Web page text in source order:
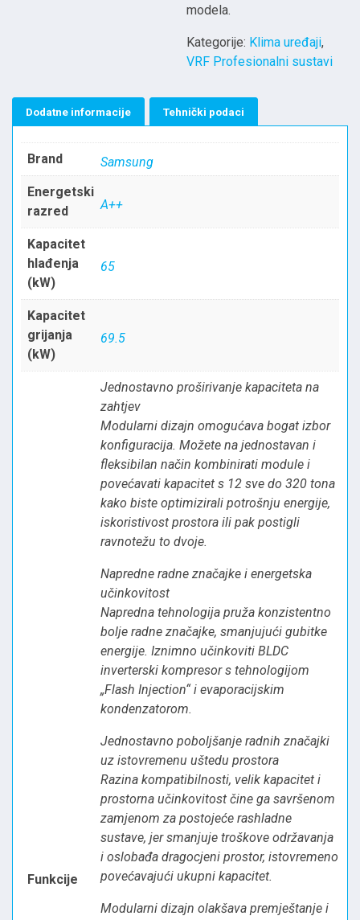
modela.
Kategorije: Klima uređaji,
VRF Profesionalni sustavi
Dodatne informacije Tehnički podaci
Brand
Samsung
Energetski
razred
A++
Kapacitet
hlađenja
(kW)
65
Kapacitet
grijanja
(kW)
69.5
Funkcije
Jednostavno proširivanje kapaciteta na
zahtjev
Modularni dizajn omogućava bogat izbor
konfiguracija. Možete na jednostavan i
fleksibilan način kombinirati module i
povećavati kapacitet s 12 sve do 320 tona
kako biste optimizirali potrošnju energije,
iskoristivost prostora ili pak postigli
ravnotežu to dvoje.
Napredne radne značajke i energetska
učinkovitost
Napredna tehnologija pruža konzistentno
bolje radne značajke, smanjujući gubitke
energije. Iznimno učinkoviti BLDC
inverterski kompresor s tehnologijom
„Flash Injection“ i evaporacijskim
kondenzatorom.
Jednostavno poboljšanje radnih značajki
uz istovremenu uštedu prostora
Razina kompatibilnosti, velik kapacitet i
prostorna učinkovitost čine ga savršenom
zamjenom za postojeće rashladne
sustave, jer smanjuje troškove održavanja
i oslobađa dragocjeni prostor, istovremeno
povećavajući ukupni kapacitet.
Modularni dizajn olakšava premještanje i